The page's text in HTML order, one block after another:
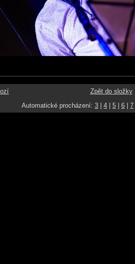
Zpět do složky
Automatické procházení: 3 4 5 6 7